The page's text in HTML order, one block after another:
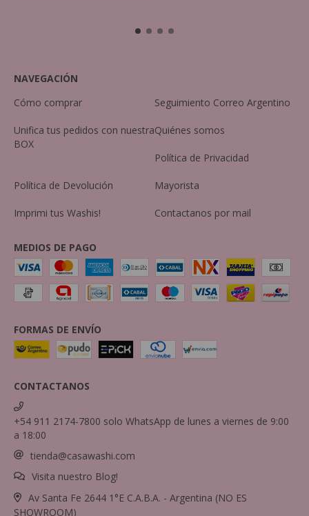
NAVEGACIÓN
Cómo comprar
Seguimiento Correo Argentino
Unifica tus pedidos con nuestra
BOX
Quiénes somos
Política de Privacidad
Política de Devolución Mayorista
Imprimi tus Washis! Contactanos por mail
MEDIOS DE PAGO
FORMAS DE ENVÍO
CONTACTANOS
+54 911 2174-7800 solo WhatsApp de lunes a viernes de 9:00
a 18:00
tienda@casawashi.com
Visita nuestro Blog!
Av Santa Fe 2644 1°E C.A.B.A. - Argentina (NO ES
SHOWROOM)